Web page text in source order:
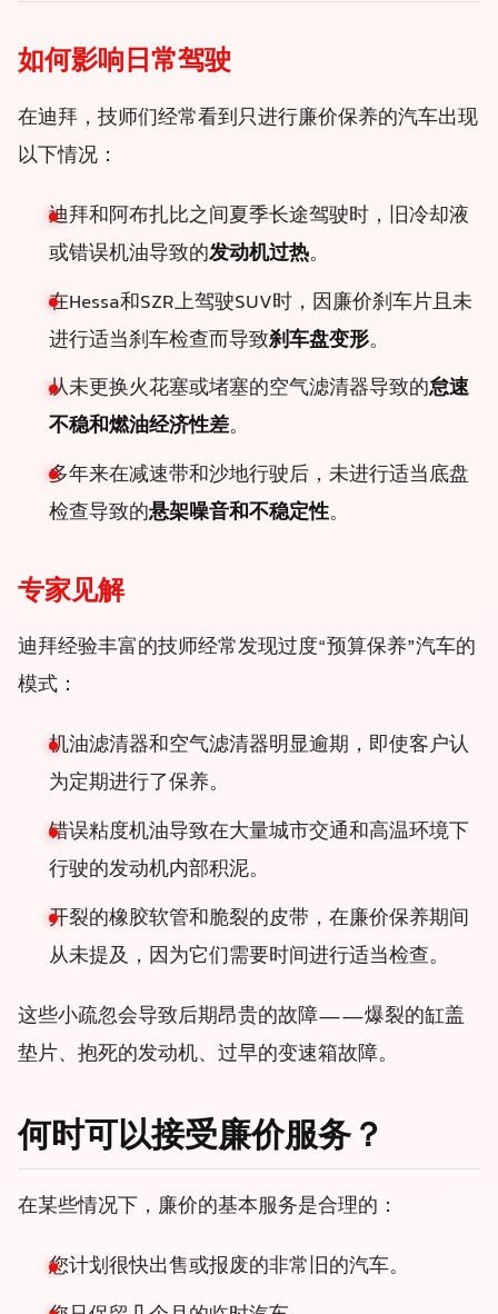
如何影响日常驾驶
在迪拜，技师们经常看到只进行廉价保养的汽车出现
以下情况：
迪拜和阿布扎比之间夏季长途驾驶时，旧冷却液
或错误机油导致的发动机过热。
在Hessa和SZR上驾驶SUV时，因廉价刹车片且未
进行适当刹车检查而导致刹车盘变形。
从未更换火花塞或堵塞的空气滤清器导致的怠速
不稳和燃油经济性差。
多年来在减速带和沙地行驶后，未进行适当底盘
检查导致的悬架噪音和不稳定性。
专家见解
迪拜经验丰富的技师经常发现过度“预算保养”汽车的
模式：
机油滤清器和空气滤清器明显逾期，即使客户认
为定期进行了保养。
错误粘度机油导致在大量城市交通和高温环境下
行驶的发动机内部积泥。
开裂的橡胶软管和脆裂的皮带，在廉价保养期间
从未提及，因为它们需要时间进行适当检查。
这些小疏忽会导致后期昂贵的故障——爆裂的缸盖
垫片、抱死的发动机、过早的变速箱故障。
何时可以接受廉价服务？
在某些情况下，廉价的基本服务是合理的：
您计划很快出售或报废的非常旧的汽车。